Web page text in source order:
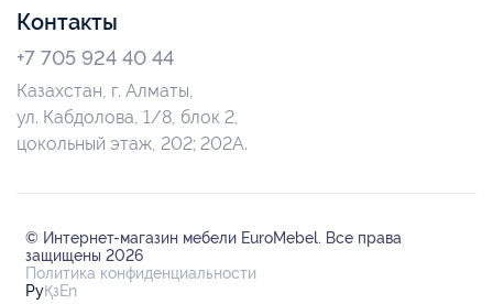
Контакты
+7 705 924 40 44
Казахстан, г. Алматы,
ул. Кабдолова, 1/8, блок 2,
цокольный этаж, 202; 202А.
© Интернет-магазин мебели EuroMebel. Все права
защищены 2026
Политика конфиденциальности
РуҚзEn